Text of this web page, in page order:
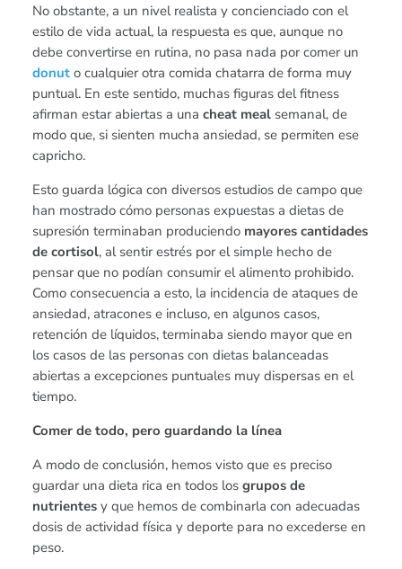
No obstante, a un nivel realista y concienciado con el
estilo de vida actual, la respuesta es que, aunque no
debe convertirse en rutina, no pasa nada por comer un
donuto cualquier otra comida chatarra de forma muy
puntual. En este sentido, muchas figuras del fitness
afirman estar abiertas a unacheat meal semanal, de
modo que, si sienten mucha ansiedad, se permiten ese
capricho.
Esto guarda lógica con diversos estudios de campo que
han mostrado cómo personas expuestas a dietas de
supresión terminaban produciendo mayores cantidades
de cortisol, al sentir estrés por el simple hecho de
pensar que no podían consumir el alimento prohibido.
Como consecuencia a esto, la incidencia de ataques de
ansiedad, atracones e incluso, en algunos casos,
retención de líquidos, terminaba siendo mayor que en
los casos de las personas con dietas balanceadas
abiertas a excepciones puntuales muy dispersas en el
tiempo.
Comer de todo, pero guardando la línea
A modo de conclusión, hemos visto que es preciso
guardar una dieta rica en todos losgrupos de
nutrientes y que hemos de combinarla con adecuadas
dosis de actividad física y deporte para no excederse en
peso.